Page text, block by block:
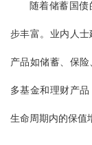
随着储蓄国
步丰富。业内人
产品如储蓄、保
多基金和理财产
生命周期内的保值